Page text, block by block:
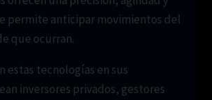
permite anticipar movimientos del
que ocurran.
estas tecnologías en sus
inversores privados, gestores